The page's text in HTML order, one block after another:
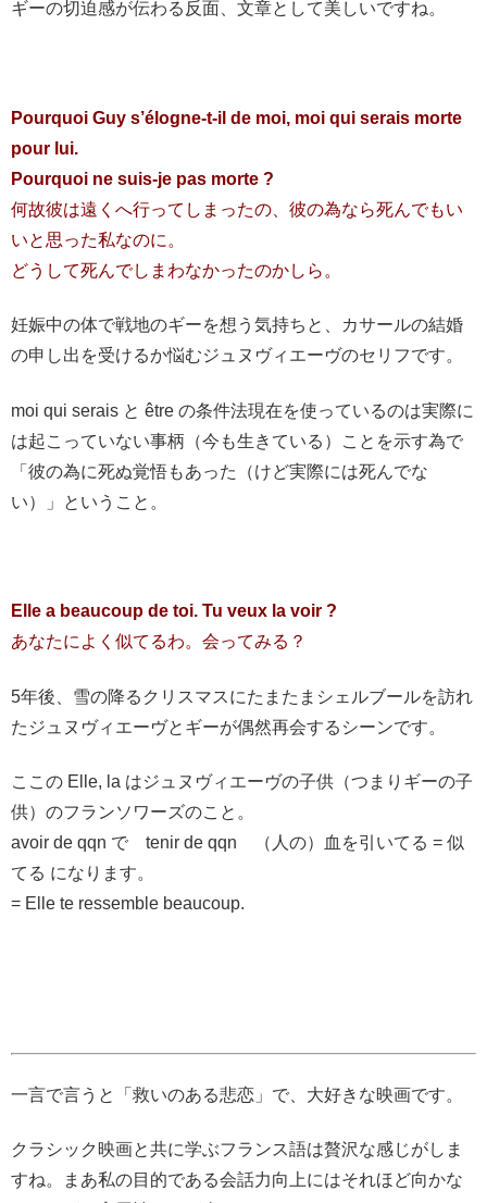
ギーの切迫感が伝わる反面、文章として美しいですね。
Pourquoi Guy s’élogne-t-il de moi, moi qui serais morte
pour lui.
Pourquoi ne suis-je pas morte ?
何故彼は遠くへ行ってしまったの、彼の為なら死んでもい
いと思った私なのに。
どうして死んでしまわなかったのかしら。
妊娠中の体で戦地のギーを想う気持ちと、カサールの結婚
の申し出を受けるか悩むジュヌヴィエーヴのセリフです。
moi qui serais と être の条件法現在を使っているのは実際に
は起こっていない事柄（今も生きている）ことを示す為で
「彼の為に死ぬ覚悟もあった（けど実際には死んでな
い）」ということ。
Elle a beaucoup de toi. Tu veux la voir ?
あなたによく似てるわ。会ってみる？
5年後、雪の降るクリスマスにたまたまシェルブールを訪れ
たジュヌヴィエーヴとギーが偶然再会するシーンです。
ここの Elle, la はジュヌヴィエーヴの子供（つまりギーの子
供）のフランソワーズのこと。
avoir de qqn で tenir de qqn （人の）血を引いてる = 似
てる になります。
= Elle te ressemble beaucoup.
一言で言うと「救いのある悲恋」で、大好きな映画です。
クラシック映画と共に学ぶフランス語は贅沢な感じがしま
すね。まあ私の目的である会話力向上にはそれほど向かな